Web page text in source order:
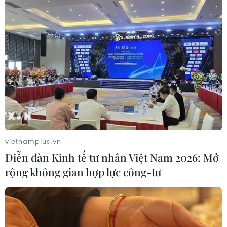
Hưởng ứng Ngày An
ninh mạng Việt Nam: Những thông
điệp thiết thực về an toàn số
05/08/2026 22:58
Ngoại giao khoa học-
công nghệ trở thành trụ cột mới của
nền đối ngoại Việt Nam
05/08/2026 14:56
Xem thêm
vietnamplus.vn
Diễn đàn Kinh tế tư nhân Việt Nam 2026: Mở
rộng không gian hợp lực công-tư